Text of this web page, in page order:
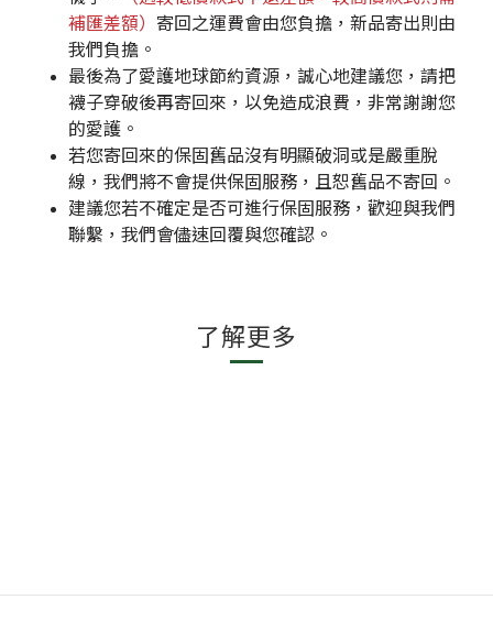
補匯差額） 寄回之運費會由您負擔，新品寄出則由
我們負擔。
最後為了愛護地球節約資源，誠心地建議您，請把
襪子穿破後再寄回來，以免造成浪費，非常謝謝您
的愛護。
若您寄回來的保固舊品沒有明顯破洞或是嚴重脫
線，我們將不會提供保固服務，且恕舊品不寄回。
建議您若不確定是否可進行保固服務，歡迎與我們
聯繫，我們會儘速回覆與您確認。
了解更多